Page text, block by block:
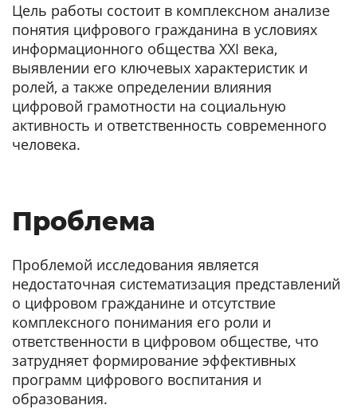
Цель работы состоит в комплексном анализе
понятия цифрового гражданина в условиях
информационного общества XXI века,
выявлении его ключевых характеристик и
ролей, а также определении влияния
цифровой грамотности на социальную
активность и ответственность современного
человека.
Проблема
Проблемой исследования является
недостаточная систематизация представлений
о цифровом гражданине и отсутствие
комплексного понимания его роли и
ответственности в цифровом обществе, что
затрудняет формирование эффективных
программ цифрового воспитания и
образования.